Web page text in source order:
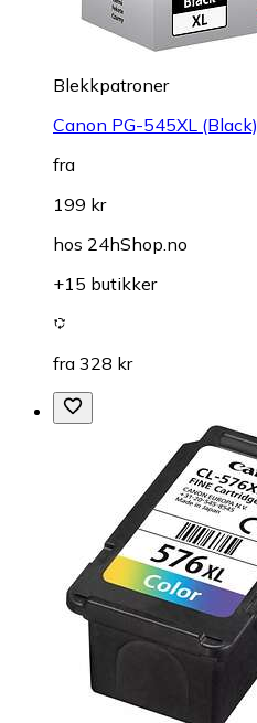
Blekkpatroner
Canon PG-545XL (Black)
fra
199 kr
hos 24hShop.no
+15 butikker
fra 328 kr